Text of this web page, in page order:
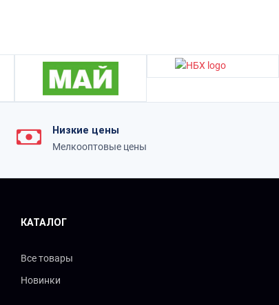
Низкие цены
Мелкооптовые цены
КАТАЛОГ
Все товары
Новинки